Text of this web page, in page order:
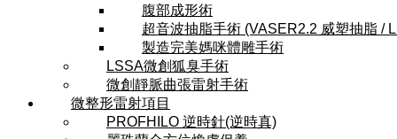
腹部成形術
超音波抽脂手術 (VASER2.2 威塑抽脂 /
製造完美媽咪體雕手術
LSSA微創狐臭手術
微創靜脈曲張雷射手術
微整形雷射項目
PROFHILO 逆時針(逆時真)